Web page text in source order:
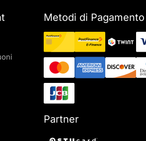
Metodi di Pagamento
Partner